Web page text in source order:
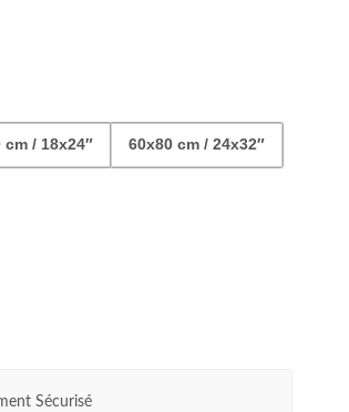
cm / 18x24″ 60x80 cm / 24x32″
Sécurisé